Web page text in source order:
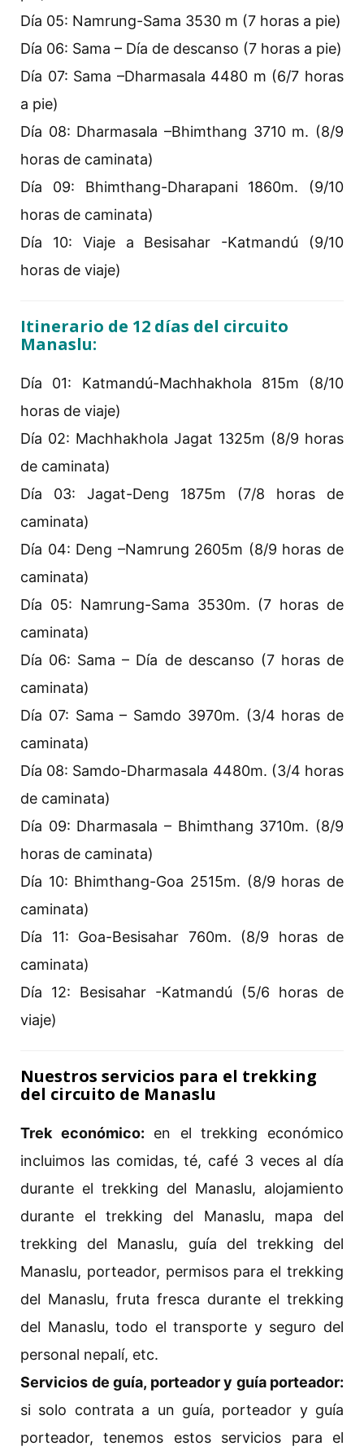
Día 05: Namrung-Sama 3530 m (7 horas a pie)
Día 06: Sama – Día de descanso (7 horas a pie)
Día 07: Sama –Dharmasala 4480 m (6/7 horas
a pie)
Día 08: Dharmasala –Bhimthang 3710 m. (8/9
horas de caminata)
Día 09: Bhimthang-Dharapani 1860m. (9/10
horas de caminata)
Día 10: Viaje a Besisahar -Katmandú (9/10
horas de viaje)
Itinerario de 12 días del circuito
Manaslu:
Día 01: Katmandú-Machhakhola 815m (8/10
horas de viaje)
Día 02: Machhakhola Jagat 1325m (8/9 horas
de caminata)
Día 03: Jagat-Deng 1875m (7/8 horas de
caminata)
Día 04: Deng –Namrung 2605m (8/9 horas de
caminata)
Día 05: Namrung-Sama 3530m. (7 horas de
caminata)
Día 06: Sama – Día de descanso (7 horas de
caminata)
Día 07: Sama – Samdo 3970m. (3/4 horas de
caminata)
Día 08: Samdo-Dharmasala 4480m. (3/4 horas
de caminata)
Día 09: Dharmasala – Bhimthang 3710m. (8/9
horas de caminata)
Día 10: Bhimthang-Goa 2515m. (8/9 horas de
caminata)
Día 11: Goa-Besisahar 760m. (8/9 horas de
caminata)
Día 12: Besisahar -Katmandú (5/6 horas de
viaje)
Nuestros servicios para el trekking
del circuito de Manaslu
Trek económico: en el trekking económico
incluimos las comidas, té, café 3 veces al día
durante el trekking del Manaslu, alojamiento
durante el trekking del Manaslu, mapa del
trekking del Manaslu, guía del trekking del
Manaslu, porteador, permisos para el trekking
del Manaslu, fruta fresca durante el trekking
del Manaslu, todo el transporte y seguro del
personal nepalí, etc.
Servicios de guía, porteador y guía porteador:
si solo contrata a un guía, porteador y guía
porteador, tenemos estos servicios para el